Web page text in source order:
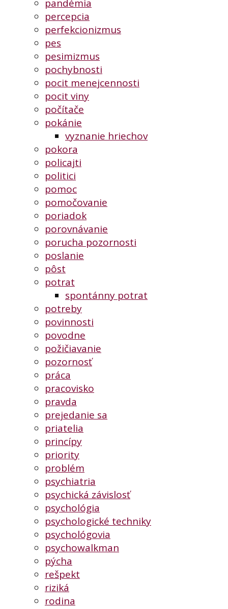
pandémia
percepcia
perfekcionizmus
pes
pesimizmus
pochybnosti
pocit menejcennosti
pocit viny
počítače
pokánie
vyznanie hriechov
pokora
policajti
politici
pomoc
pomočovanie
poriadok
porovnávanie
porucha pozornosti
poslanie
pôst
potrat
spontánny potrat
potreby
povinnosti
povodne
požičiavanie
pozornosť
práca
pracovisko
pravda
prejedanie sa
priatelia
princípy
priority
problém
psychiatria
psychická závislosť
psychológia
psychologické techniky
psychológovia
psychowalkman
pýcha
rešpekt
riziká
rodina